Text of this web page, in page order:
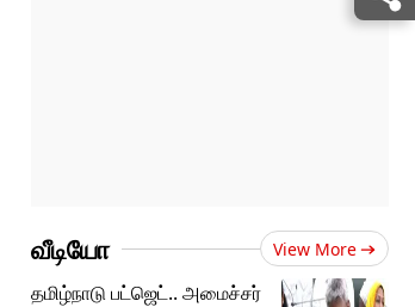
வீடியோ View More
தமிழ்நாடு பட்ஜெட்.. அமைச்சர்